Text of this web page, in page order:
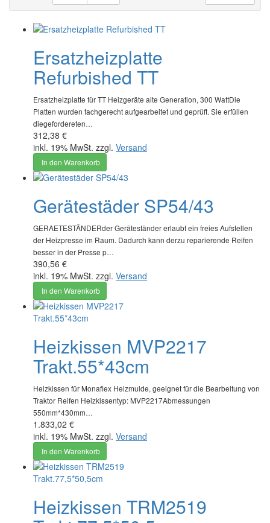
Ersatzheizplatte
Refurbished TT
Ersatzheizplatte für TT Heizgeräte alte Generation, 300 WattDie
Platten wurden fachgerecht aufgearbeitet und geprüft. Sie erfüllen
diegefordereten…
312,38 €
inkl. 19% MwSt. zzgl. Versand
In den Warenkorb
Gerätestäder SP54/43
GERAETESTÄNDERder Geräteständer erlaubt ein freies Aufstellen
der Heizpresse im Raum. Dadurch kann derzu reparierende Reifen
besser in der Presse p…
390,56 €
inkl. 19% MwSt. zzgl. Versand
In den Warenkorb
Heizkissen MVP2217
Trakt.55*43cm
Heizkissen für Monaflex Heizmulde, geeignet für die Bearbeitung von
Traktor Reifen Heizkissentyp: MVP2217Abmessungen
550mm*430mm…
1.833,02 €
inkl. 19% MwSt. zzgl. Versand
In den Warenkorb
Heizkissen TRM2519